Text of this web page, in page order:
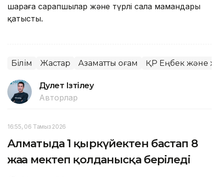
шараға сарапшылар және түрлі сала мамандары
қатысты.
Білім Жастар Азаматтық қоғам ҚР Еңбек және
Дәулет Ізтілеу
Авторлар
16:55, 06 Тамыз 2026
Алматыда 1 қыркүйектен бастап 8
жаңа мектеп қолданысқа беріледі